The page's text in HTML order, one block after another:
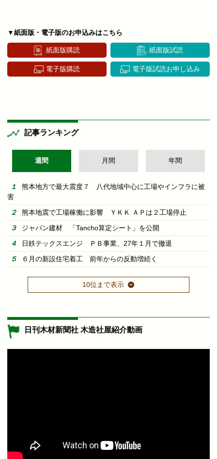
▼紙面版・電子版のお申込みはこちら
紙面版購読 紙面版試読
電子版購読 電子版試読お申し込み
記事ランキング
週間 月間 年間
熊本地方で最大震度７ 八代地域中心に工場やインフラに被
害
熊本地震で工場稼働に影響 ＹＫＫ ＡＰは２工場停止
ジャパン建材 「Tancho算定シート」を公開
日鉄テックスエンジ ＰＢ事業、27年１月で撤退
６月の新設住宅着工 前年からの反動増続く
10位まで表示
日刊木材新聞社 木造社屋紹介動画